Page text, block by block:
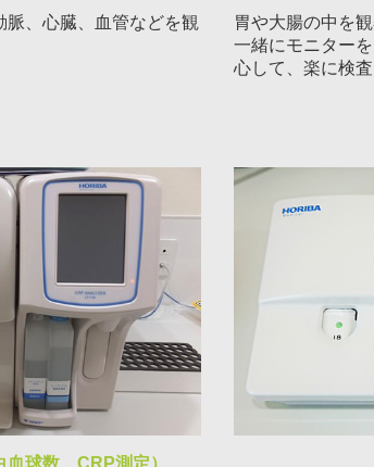
脈、心臓、血管などを観
胃や大腸の中を観
一緒にモニター
心して、楽に検